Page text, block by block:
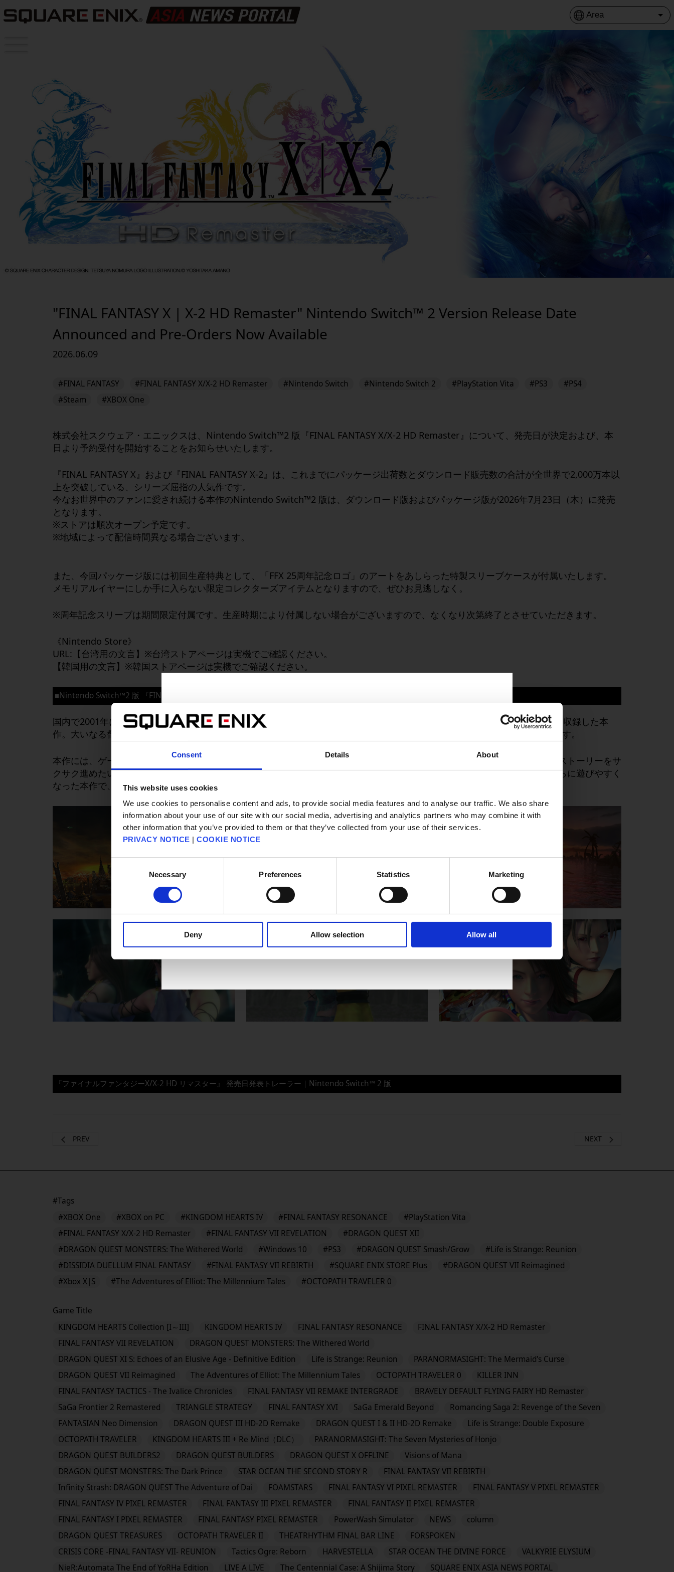
Consent Details About
This website uses cookies
We use cookies to personalise content and ads, to provide social media features and to analyse our traffic. We also share
information about your use of our site with our social media, advertising and analytics partners who may combine it with
other information that you’ve provided to them or that they’ve collected from your use of their services.
PRIVACY NOTICE | COOKIE NOTICE
Consent
Necessary Preferences Statistics Marketing
Deny Allow selection Allow all
"FINAL FANTASY X | X-2 HD Remaster" Nintendo Switch™ 2 Version Release Date
Announced and Pre-Orders Now Available
2026.06.09
#FINAL FANTASY #FINAL FANTASY X/X-2 HD Remaster #Nintendo Switch #Nintendo Switch 2 #PlayStation Vita #PS3
#PS4
#Steam
#XBOX One
株式会社スクウェア・エニックスは、 Nintendo Switch™2 版『FINAL FANTASY X/X-2 HD Remaster 』について、発売日が決定および、本
日より予約受付を開始することをお知らせいたします。
『FINAL FANTASY X 』および『FINAL FANTASY X-2 』は、これまでにパッケージ出荷数とダウンロード販売数の合計が全世界で2,000万本以
上を突破している、シリーズ屈指の人気作です。
今なお世界中のファンに愛され続ける本作のNintendo Switch™2 版は、ダウンロード版およびパッケージ版が2026年7月 23日（木）に発売
となります。
※ストアは順次オープン予定です。
※地域によって配信時間異なる場合ございます。
また、今回パッケージ版には初回生産特典として、「FFX 25周年記念ロゴ」のアートをあしらった特製スリーブケースが付属いたします。
メモリアルイヤーにしか手に入らない限定コレクターズアイテムとなりますので、ぜひお見逃しなく。
※周年記念スリーブは期間限定付属です。生産時期により付属しない場合がございますので、なくなり次第終了とさせていただきます。
《Nintendo Store》
URL:【台湾用の文言】※台湾ストアページは実機でご確認ください。
【韓国用の文言】※韓国ストアページは実機でご確認ください。
■Nintendo Switch™2 版 『 FINAL FANTASY X/X-2 HD Remaster
国内で2001年に発売された『FINAL FANTASY X 』と、その続編『 リマスターとして1本に収録した本
作。大いなる脅威「シン」に立ち向かう少年ティーダと召喚士ユウナの切ない物語が、
で鮮やかに蘇ります。
本作には、ゲームスピードの変更やキャラクター強化、エンカウント率の変更など、充実の「ゲームブースト機能」を搭載。ストーリーをサ
クサク進めたい方からじっくりやり込みたい方まで、それぞれのプレイスタイルに合わせて快適にお楽しみいただけます。さらに遊びやすく
なった本作で、いまなお色褪せない感動の旅へ出かけましょう。
『ファイナルファンタジーX/X-2 HD リマスター』 発売日発表トレーラー｜ Nintendo Switch™ 2 版
PREV NEXT
#Tags
#XBOX One
#XBOX on PC #KINGDOM HEARTS IV #FINAL FANTASY RESONANCE
#PlayStation Vita
#FINAL FANTASY X/X-2 HD Remaster
#FINAL FANTASY VII REVELATION
#DRAGON QUEST XII
#DRAGON QUEST MONSTERS: The Withered World
#Windows 10 #PS3 #DRAGON QUEST Smash/Grow
#Life is Strange: Reunion
#DISSIDIA DUELLUM FINAL FANTASY
#FINAL FANTASY VII REBIRTH #SQUARE ENIX STORE Plus
#DRAGON QUEST VII Reimagined
#Xbox X|S
#The Adventures of Elliot: The Millennium Tales #OCTOPATH TRAVELER 0
Game Title
KINGDOM HEARTS Collection [I～III]
KINGDOM HEARTS IV FINAL FANTASY RESONANCE
FINAL FANTASY X/X-2 HD Remaster
FINAL FANTASY VII REVELATION
DRAGON QUEST MONSTERS: The Withered World
DRAGON QUEST XI S: Echoes of an Elusive Age - Definitive Edition
Life is Strange: Reunion
PARANORMASIGHT: The Mermaid's Curse
DRAGON QUEST VII Reimagined
The Adventures of Elliot: The Millennium Tales OCTOPATH TRAVELER 0
KILLER INN
FINAL FANTASY TACTICS - The Ivalice Chronicles
FINAL FANTASY VII REMAKE INTERGRADE
BRAVELY DEFAULT FLYING FAIRY HD Remaster
SaGa Frontier 2 Remastered
TRIANGLE STRATEGY FINAL FANTASY XVI SaGa Emerald Beyond
Romancing Saga 2: Revenge of the Seven
FANTASIAN Neo Dimension
DRAGON QUEST III HD-2D Remake DRAGON QUEST I & II HD-2D Remake
Life is Strange: Double Exposure
OCTOPATH TRAVELER
KINGDOM HEARTS III + Re Mind（DLC）
PARANORMASIGHT: The Seven Mysteries of Honjo
DRAGON QUEST BUILDERS2
DRAGON QUEST BUILDERS DRAGON QUEST X OFFLINE
Visions of Mana
DRAGON QUEST MONSTERS: The Dark Prince
STAR OCEAN THE SECOND STORY R
FINAL FANTASY VII REBIRTH
Infinity Strash: DRAGON QUEST The Adventure of Dai
FOAMSTARS FINAL FANTASY VI PIXEL REMASTER
FINAL FANTASY V PIXEL REMASTER
FINAL FANTASY IV PIXEL REMASTER
FINAL FANTASY III PIXEL REMASTER
FINAL FANTASY II PIXEL REMASTER
FINAL FANTASY I PIXEL REMASTER
FINAL FANTASY PIXEL REMASTER PowerWash Simulator NEWS
column
DRAGON QUEST TREASURES
OCTOPATH TRAVELER II THEATRHYTHM FINAL BAR LINE
FORSPOKEN
CRISIS CORE -FINAL FANTASY VII- REUNION
Tactics Ogre: Reborn HARVESTELLA STAR OCEAN THE DIVINE FORCE
VALKYRIE ELYSIUM
NieR:Automata The End of YoRHa Edition
LIVE A LIVE The Centennial Case: A Shijima Story SQUARE ENIX ASIA NEWS PORTAL
販売エリアを選択してください。
Please select a sales area.
판매지역을 선택해주세요.